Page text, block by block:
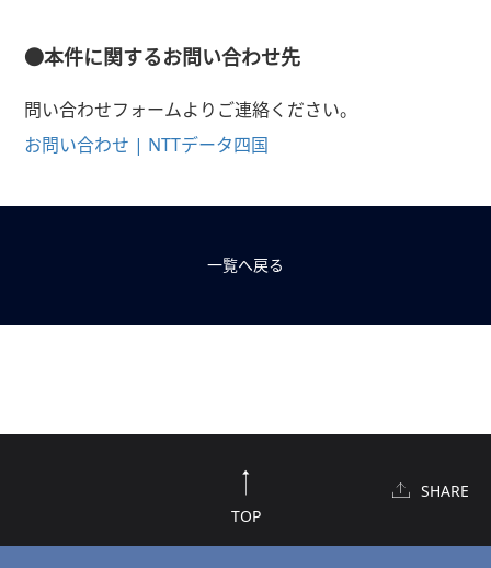
●本件に関するお問い合わせ先
問い合わせフォームよりご連絡ください。
お問い合わせ | NTTデータ四国
一覧へ戻る
TOP
SHARE